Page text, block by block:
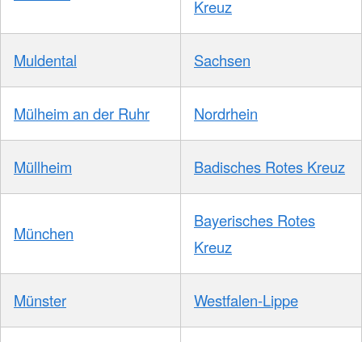
Kreuz
Muldental Sachsen
Mülheim an der Ruhr Nordrhein
Müllheim Badisches Rotes Kreuz
München
Bayerisches Rotes
Kreuz
Münster Westfalen-Lippe